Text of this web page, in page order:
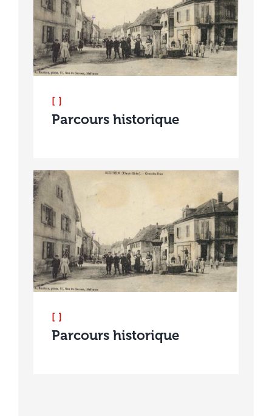
[ ]
Parcours historique
[ ]
Parcours historique